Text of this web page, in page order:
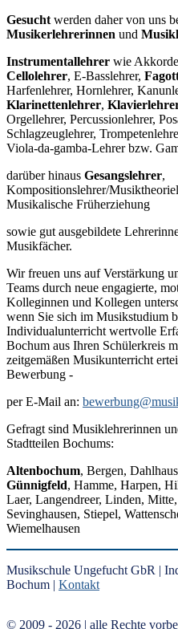
Gesucht werden daher von uns
Musikerlehrerinnen und
Instrumentallehrer wie
Cellolehrer, E-Basslehrer,
Harfenlehrer, Hornlehrer,
Klarinettenlehrer,
Orgellehrer, Percussionlehrer,
Schlagzeuglehrer,
Viola-da-gamba-Lehrer bzw.
darüber hinaus Gesangslehrer,
Kompositionslehrer/
Musikalische Früherziehung
sowie gut ausgebildete
Musikfächer.
Wir freuen uns auf Verstärkung
Teams durch neue engagierte,
Kolleginnen und Kollegen
wenn Sie sich im Musikstudium
Individualunterricht wertvolle
Bochum aus Ihren Schülerkreis
zeitgemäßen Musikunterricht
Bewerbung -
per E-Mail an:
Gefragt sind Musiklehrerinnen
Stadtteilen Bochums:
Altenbochum, Bergen,
Günnigfeld, Hamme, Harpen,
Laer, Langendreer, Linden, Mitte,
Sevinghausen, Stiepel,
Wiemelhausen
Musikschule Ungefucht GbR |
Bochum | Kontakt
© 2009 - 2026 | alle Rechte